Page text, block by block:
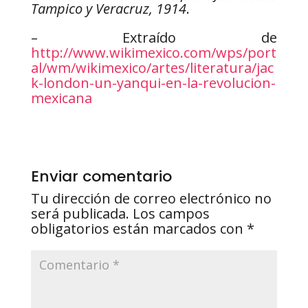
Tampico y Veracruz, 1914.
– Extraído de
http://www.wikimexico.com/wps/port
al/wm/wikimexico/artes/literatura/jac
k-london-un-yanqui-en-la-revolucion-
mexicana
Enviar comentario
Tu dirección de correo electrónico no
será publicada. Los campos
obligatorios están marcados con *